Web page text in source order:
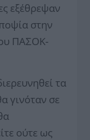
εξέθρεψαν
στην
ΠΑΣΟΚ-
τα
γινόταν σε
ούτε ως